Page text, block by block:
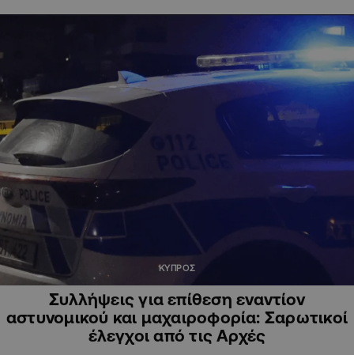
ΚΥΠΡΟΣ
Συλλήψεις για επίθεση εναντίον
αστυνομικού και μαχαιροφορία: Σαρωτικοί
έλεγχοι από τις Αρχές